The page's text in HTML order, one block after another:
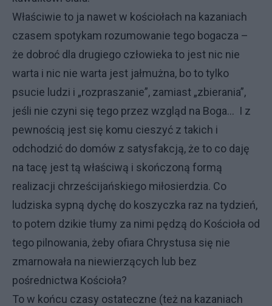
Właściwie to ja nawet w kościołach na kazaniach
czasem spotykam rozumowanie tego bogacza –
że dobroć dla drugiego człowieka to jest nic nie
warta i nic nie warta jest jałmużna, bo to tylko
psucie ludzi i „rozpraszanie”, zamiast „zbierania”,
jeśli nie czyni się tego przez wzgląd na Boga… I z
pewnością jest się komu cieszyć z takich i
odchodzić do domów z satysfakcją, że to co daję
na tacę jest tą właściwą i skończoną formą
realizacji chrześcijańskiego miłosierdzia. Co
ludziska sypną dychę do koszyczka raz na tydzień,
to potem dzikie tłumy za nimi pędzą do Kościoła od
tego pilnowania, żeby ofiara Chrystusa się nie
zmarnowała na niewierzących lub bez
pośrednictwa Kościoła?
To w końcu czasy ostateczne (też na kazaniach